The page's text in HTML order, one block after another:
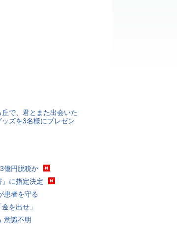
で、君とまた出会いた
ズを3名様にプレゼン
億円脱税か
に指定決定
患者を守る
を出せ」
意識不明